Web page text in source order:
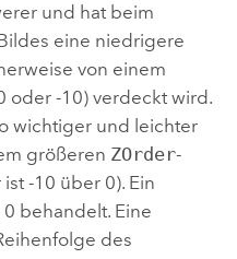
und hat beim
eine niedrigere
von einem
oder -10) verdeckt wird.
wichtiger und leichter
größeren ZOrder-
-10 über 0). Ein
behandelt. Eine
des